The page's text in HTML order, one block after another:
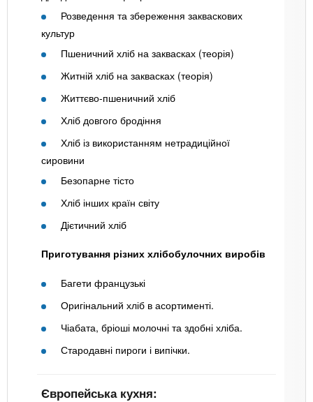
Розведення та збереження закваскових
культур
Пшеничний хліб на заквасках (теорія)
Житній хліб на заквасках (теорія)
Життєво-пшеничний хліб
Хліб довгого бродіння
Хліб із використанням нетрадиційної
сировини
Безопарне тісто
Хліб інших країн світу
Дієтичний хліб
Приготування різних хлібобулочних виробів
Багети французькі
Оригінальний хліб в асортименті.
Чіабата, бріоші молочні та здобні хліба.
Стародавні пироги і випічки.
Європейська кухня: